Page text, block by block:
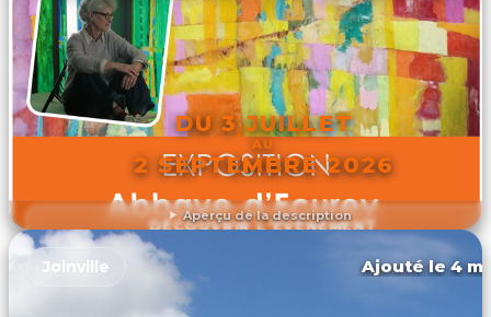
Aperçu de la description
DU 3 JUILLET
AU
2 SEPTEMBRE 2026
DÉCOUVRIR L'ÉVÉNEMENT
Joinville Ajouté le 4